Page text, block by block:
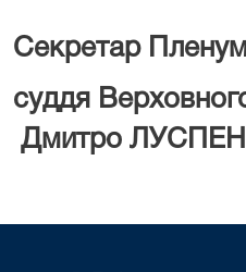
Секретар
суддя
Дмитро